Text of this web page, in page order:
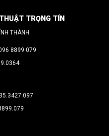
TRỌNG TÍN
THÀNH
8899 079